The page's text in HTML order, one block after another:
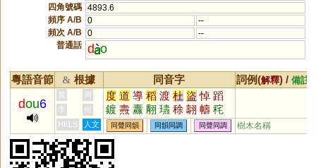
四角號碼 4893.6
頻序 A/B
0
--
頻次 A/B
0
--
普通話 d o
粵語音節 & 根據 同音字 詞例(解釋) / 備註
dou6
黃 周 度 道 導 稻 渡 杜 盜 悼 蹈
鍍 燾 纛 翢 瓙 稌 翿 幬 秺
芏
李
何
HKLS
人文 同聲同韻 同韻同調 同聲同調 樹木名稱